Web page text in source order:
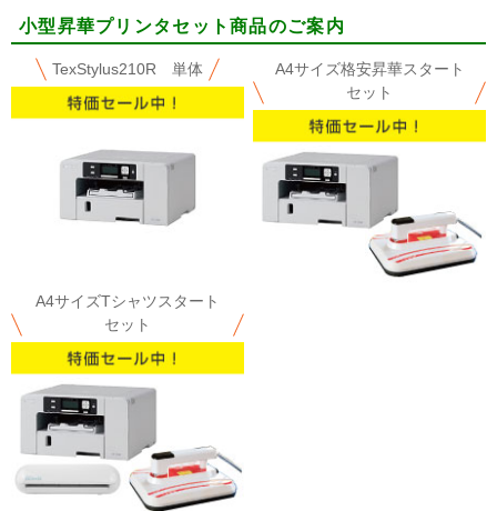
小型昇華プリンタセット商品のご案内
TexStylus210R 単体
A4サイズ格安昇華スタート
セット
A4サイズTシャツスタート
セット